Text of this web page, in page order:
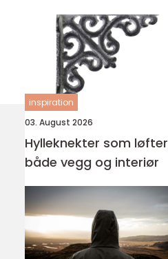
inspiration
03. August 2026
Hylleknekter som løfter
både vegg og interiør